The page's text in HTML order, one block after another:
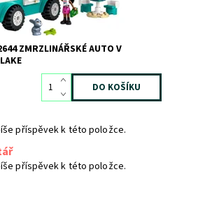
ZMRZLINÁŘSKÉ AUTO V
příspěvek k této položce.
příspěvek k této položce.